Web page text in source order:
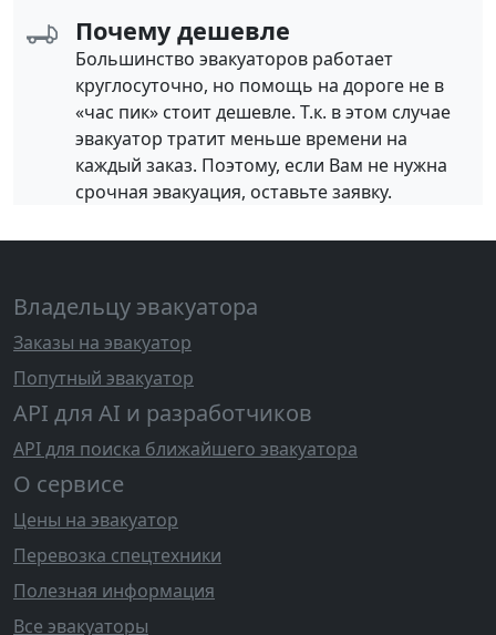
Почему дешевле
Большинство эвакуаторов работает
круглосуточно, но помощь на дороге не в
«час пик» стоит дешевле. Т.к. в этом случае
эвакуатор тратит меньше времени на
каждый заказ. Поэтому, если Вам не нужна
срочная эвакуация, оставьте заявку.
Владельцу эвакуатора
Заказы на эвакуатор
Попутный эвакуатор
API для AI и разработчиков
API для поиска ближайшего эвакуатора
О сервисе
Цены на эвакуатор
Перевозка спецтехники
Полезная информация
Все эвакуаторы